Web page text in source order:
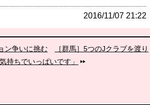
2016/11/07 21:22
ン争いに挑む
［群馬］5つのJクラブを渡り
持ちでいっぱいです」